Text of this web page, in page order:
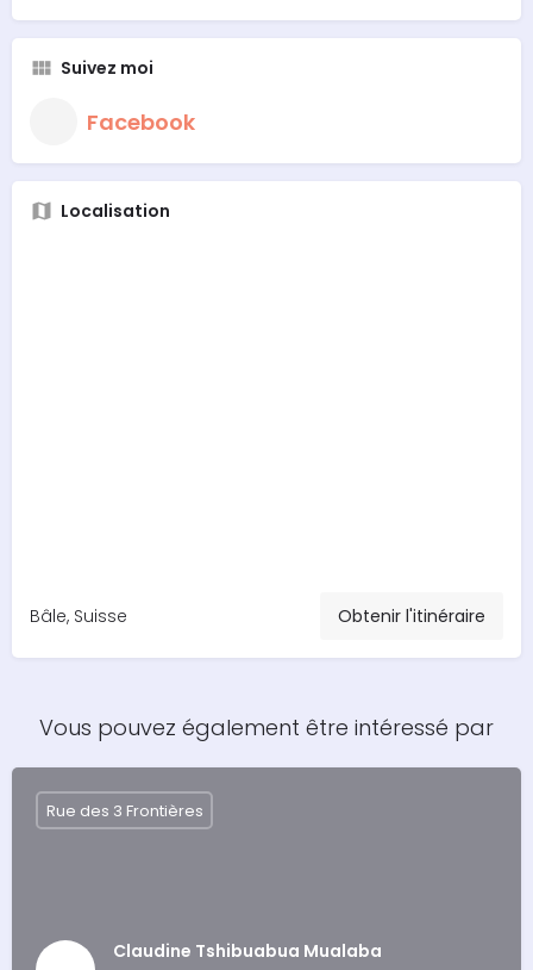
Suivez moi
Facebook
Localisation
Bâle, Suisse Obtenir l'itinéraire
Vous pouvez également être intéressé par
Claudine Tshibuabua Mualaba
Rue des 3 Frontières